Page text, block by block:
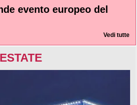
evento europeo del
Vedi tutte